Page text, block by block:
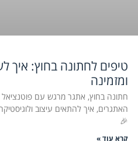
טיפים לחתונה בחוץ: איך
ומזמינה
חתונה בחוץ, אתגר מרגש עם פוטנציאל
האתגרים, איך להתאים עיצוב
🎉
קרא עוד »